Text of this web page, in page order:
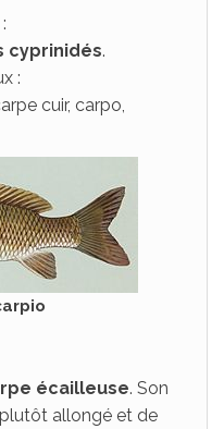
cyprinidés.
:
cuir, carpo,
écailleuse. Son
allongé et de